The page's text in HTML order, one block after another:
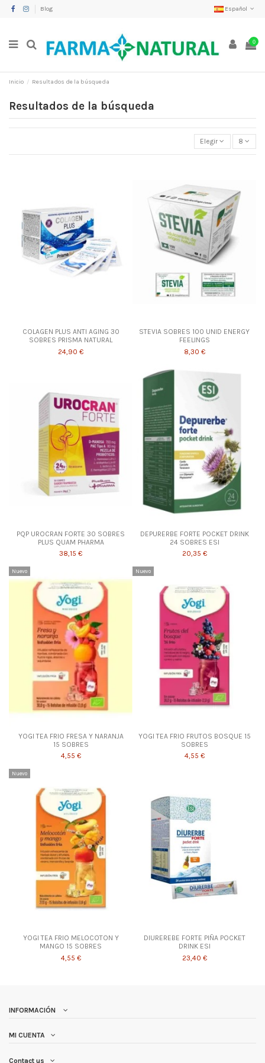
Blog Español
0
Inicio Resultados de la búsqueda
Resultados de la búsqueda
Elegir 8
COLAGEN PLUS ANTI AGING 30
SOBRES PRISMA NATURAL
24,90 €
STEVIA SOBRES 100 UNID ENERGY
FEELINGS
8,30 €
PQP UROCRAN FORTE 30 SOBRES
PLUS QUAM PHARMA
38,15 €
DEPURERBE FORTE POCKET DRINK
24 SOBRES ESI
20,35 €
Nuevo
YOGI TEA FRIO FRESA Y NARANJA
15 SOBRES
4,55 €
Nuevo
YOGI TEA FRIO FRUTOS BOSQUE 15
SOBRES
4,55 €
Nuevo
YOGI TEA FRIO MELOCOTON Y
MANGO 15 SOBRES
4,55 €
DIUREREBE FORTE PIÑA POCKET
DRINK ESI
23,40 €
INFORMACIÓN
MI CUENTA
Contact us